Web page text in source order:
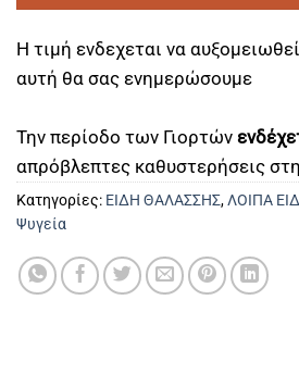
Η τιμή ενδεχεται να
αυτή θα σας ενημερώσουμε
Την περίοδο των Γιορτών
απρόβλεπτες καθυστερήσεις
Κατηγορίες: ΕΙΔΗ ΘΑΛΑΣΣΗΣ,ΛΟΙΠΑ
Ψυγεία